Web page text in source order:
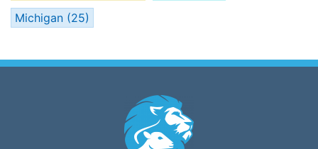
Michigan (25)